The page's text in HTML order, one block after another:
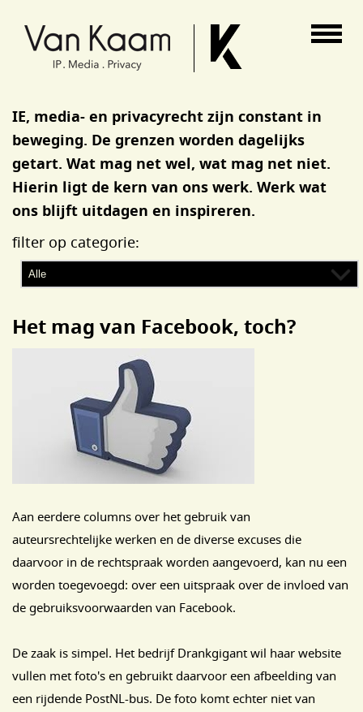
IE, media- en privacyrecht zijn constant in
beweging. De grenzen worden dagelijks
getart. Wat mag net wel, wat mag net niet.
Hierin ligt de kern van ons werk. Werk wat
ons blijft uitdagen en inspireren.
filter op categorie:
Het mag van Facebook, toch?
Aan eerdere columns over het gebruik van
auteursrechtelijke werken en de diverse excuses die
daarvoor in de rechtspraak worden aangevoerd, kan nu een
worden toegevoegd: over een uitspraak over de invloed van
de gebruiksvoorwaarden van Facebook.
De zaak is simpel. Het bedrijf Drankgigant wil haar website
vullen met foto's en gebruikt daarvoor een afbeelding van
een rijdende PostNL-bus. De foto komt echter niet van